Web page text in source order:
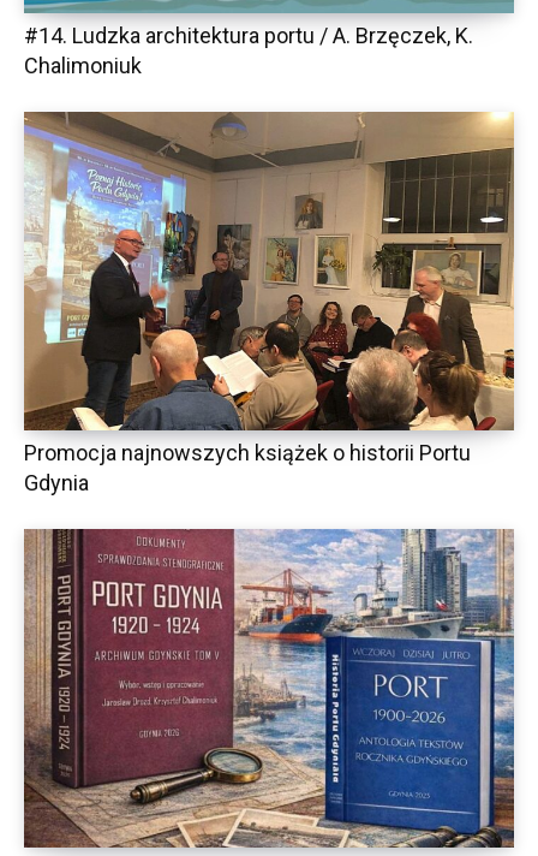
#14. Ludzka architektura portu / A. Brzęczek, K.
Chalimoniuk
Promocja najnowszych książek o historii Portu
Gdynia